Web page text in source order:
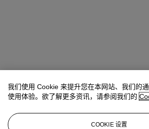
我们使用 Cookie 来提升您在本网站、我们的
使用体验。欲了解更多资讯，请参阅我们的
COOKIE 设置